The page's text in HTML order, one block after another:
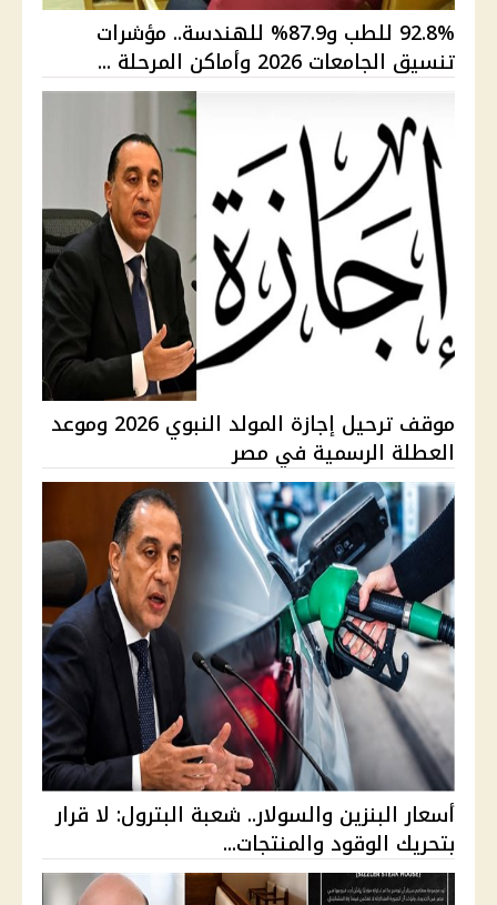
92.8% للطب و87.9% للهندسة.. مؤشرات
تنسيق الجامعات 2026 وأماكن المرحلة ...
موقف ترحيل إجازة المولد النبوي 2026 وموعد
العطلة الرسمية في مصر
أسعار البنزين والسولار.. شعبة البترول: لا قرار
بتحريك الوقود والمنتجات...